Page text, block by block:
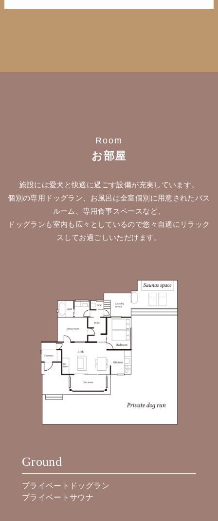
Room
お部屋
施設には愛犬と快適に過ごす設備が充実しています。
個別の専用ドッグラン、お風呂は全室個別に用意されたバス
ルーム、専用食事スペースなど、
ドッグランも室内も広々としているので悠々自適にリラック
スしてお過ごしいただけます。
Ground
プライベートドッグラン
プライベートサウナ